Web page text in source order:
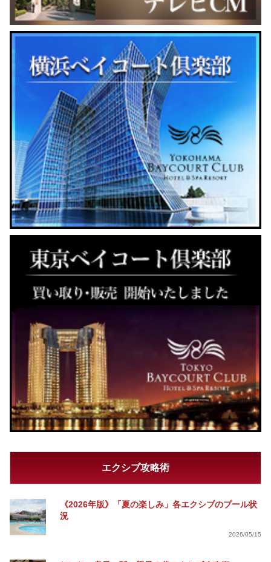
エクシブ攻略術
《2026年版》「夏の楽しみ」各エクシブのプール状
況
2026/05/15